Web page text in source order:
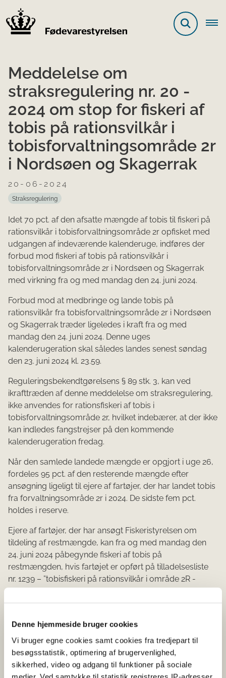
Denne hjemmeside bruger cookies
Vi bruger egne cookies samt cookies fra tredjepart til
besøgsstatistik, optimering af brugervenlighed,
sikkerhed, video og adgang til funktioner på sociale
Meddelelse om
straksregulering nr. 20 -
2024 om stop for fiskeri af
tobis på rationsvilkår i
tobisforvaltningsområde 2r
i Nordsøen og Skagerrak
20-06-2024
Straksregulering
Idet 70 pct. af den afsatte mængde af tobis til fiskeri på
rationsvilkår i tobisforvaltningsområde 2r opfisket med
udgangen af indeværende kalenderuge, indføres der
forbud mod fiskeri af tobis på rationsvilkår i
tobisforvaltningsområde 2r i Nordsøen og Skagerrak
med virkning fra og med mandag den 24. juni 2024.
Forbud mod at medbringe og lande tobis på
rationsvilkår fra tobisforvaltningsområde 2r i Nordsøen
og Skagerrak træder ligeledes i kraft fra og med
mandag den 24. juni 2024. Denne uges
kalenderugeration skal således landes senest søndag
den 23. juni 2024 kl. 23.59.
Reguleringsbekendtgørelsens § 89 stk. 3, kan ved
ikrafttræden af denne meddelelse om straksregulering,
ikke anvendes for rationsfiskeri af tobis i
tobisforvaltningsområde 2r, hvilket indebærer, at der ikke
kan indledes fangstrejser på den kommende
kalenderugeration fredag.
Når den samlede landede mængde er opgjort i uge 26,
fordeles 95 pct. af den resterende mængde efter
ansøgning ligeligt til ejere af fartøjer, der har landet tobis
fra forvaltningsområde 2r i 2024. De sidste fem pct.
holdes i reserve.
Ejere af fartøjer, der har ansøgt Fiskeristyrelsen om
tildeling af restmængde, kan fra og med mandag den
24. juni 2024 påbegynde fiskeri af tobis på
restmængden, hvis fartøjet er opført på tilladelsesliste
nr. 1239 – ”tobisfiskeri på rationsvilkår i område 2R -
fordelt restmængde”.
med virkning fra den 24. juni 2024 på den tildelte
restmængde når denne er blevet fordelt.
Ansøgning om tildeling af en andel af den resterende
mængde af tobis, skal være Fiskeristyrelsen i hænde